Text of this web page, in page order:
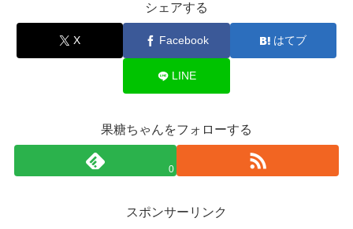
シェアする
X Facebook はてブ
LINE
果糖ちゃんをフォローする
0
スポンサーリンク